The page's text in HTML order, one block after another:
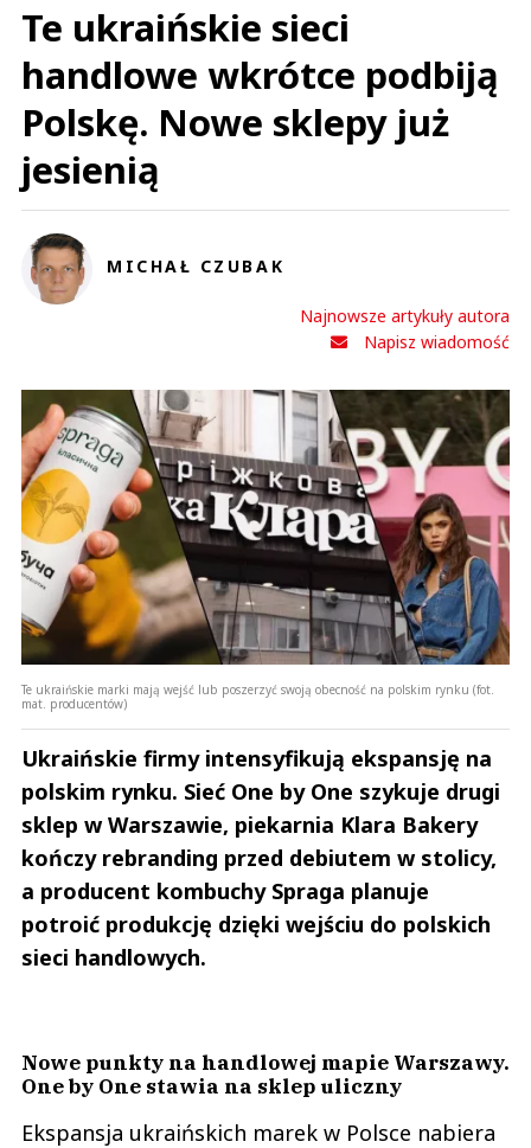
Te ukraińskie sieci
handlowe wkrótce podbiją
Polskę. Nowe sklepy już
jesienią
MICHAŁ CZUBAK
Najnowsze artykuły autora
Napisz wiadomość
Te ukraińskie marki mają wejść lub poszerzyć swoją obecność na polskim rynku (fot.
mat. producentów)
Ukraińskie firmy intensyfikują ekspansję na
polskim rynku. Sieć One by One szykuje drugi
sklep w Warszawie, piekarnia Klara Bakery
kończy rebranding przed debiutem w stolicy,
a producent kombuchy Spraga planuje
potroić produkcję dzięki wejściu do polskich
sieci handlowych.
Nowe punkty na handlowej mapie Warszawy.
One by One stawia na sklep uliczny
Ekspansja ukraińskich marek w Polsce nabiera